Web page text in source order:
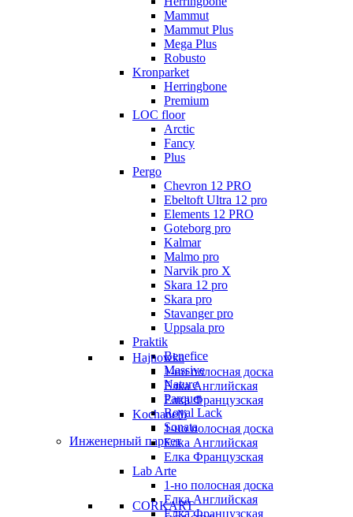
Mammut
Mammut Plus
Mega Plus
Robusto
Kronparket
Herringbone
Premium
LOC floor
Arctic
Fancy
Plus
Pergo
Chevron 12 PRO
Ebeltoft Ultra 12 pro
Elements 12 PRO
Goteborg pro
Kalmar
Malmo pro
Narvik pro X
Skara 12 pro
Skara pro
Stavanger pro
Uppsala pro
Praktik
Benefice
Massive
Nature
Parquet
Royal Lack
Sonata
Инженерный паркет
Hajnowka
1-но полосная доска
Елка Английская
Елка Французская
Kochanelli
1-но полосная доска
Елка Английская
Елка Французская
Lab Arte
1-но полосная доска
Елка Английская
Елка Французская
CORKART